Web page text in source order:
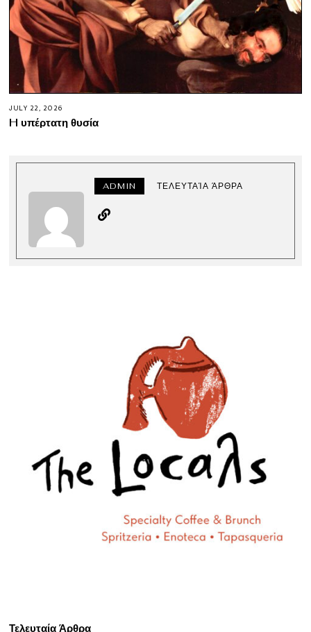
JULY 22, 2026
H υπέρτατη θυσία
ADMIN ΤΕΛΕΥΤΑΊΑ ΆΡΘΡΑ
Τελευταία Άρθρα